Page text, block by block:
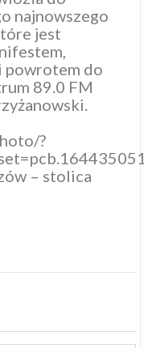
najnowszego
jest
powrotem do
89.0 FM
.
?
– stolica